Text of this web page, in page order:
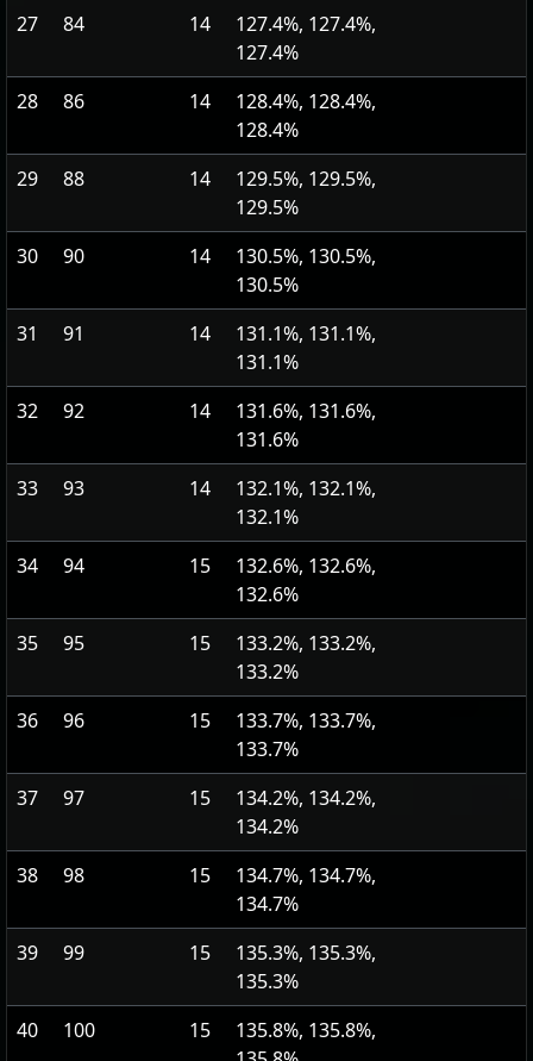
27 84 14
127.4%, 127.4%,
127.4%
28
86 14
128.4%, 128.4%,
128.4%
29
88 14
129.5%, 129.5%,
129.5%
30
90 14
130.5%, 130.5%,
130.5%
31
91 14
131.1%, 131.1%,
131.1%
32
92 14
131.6%, 131.6%,
131.6%
33
93 14
132.1%, 132.1%,
132.1%
34
94 15
132.6%, 132.6%,
132.6%
35
95 15
133.2%, 133.2%,
133.2%
36
96 15
133.7%, 133.7%,
133.7%
37
97 15
134.2%, 134.2%,
134.2%
38
98 15
134.7%, 134.7%,
134.7%
39
99 15
135.3%, 135.3%,
135.3%
40
100 15
135.8%, 135.8%,